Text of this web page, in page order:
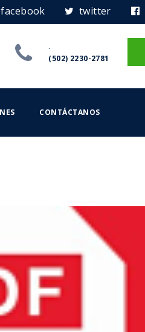
facebook twitter
.
(502) 2230-2781
CONTÁCTANOS